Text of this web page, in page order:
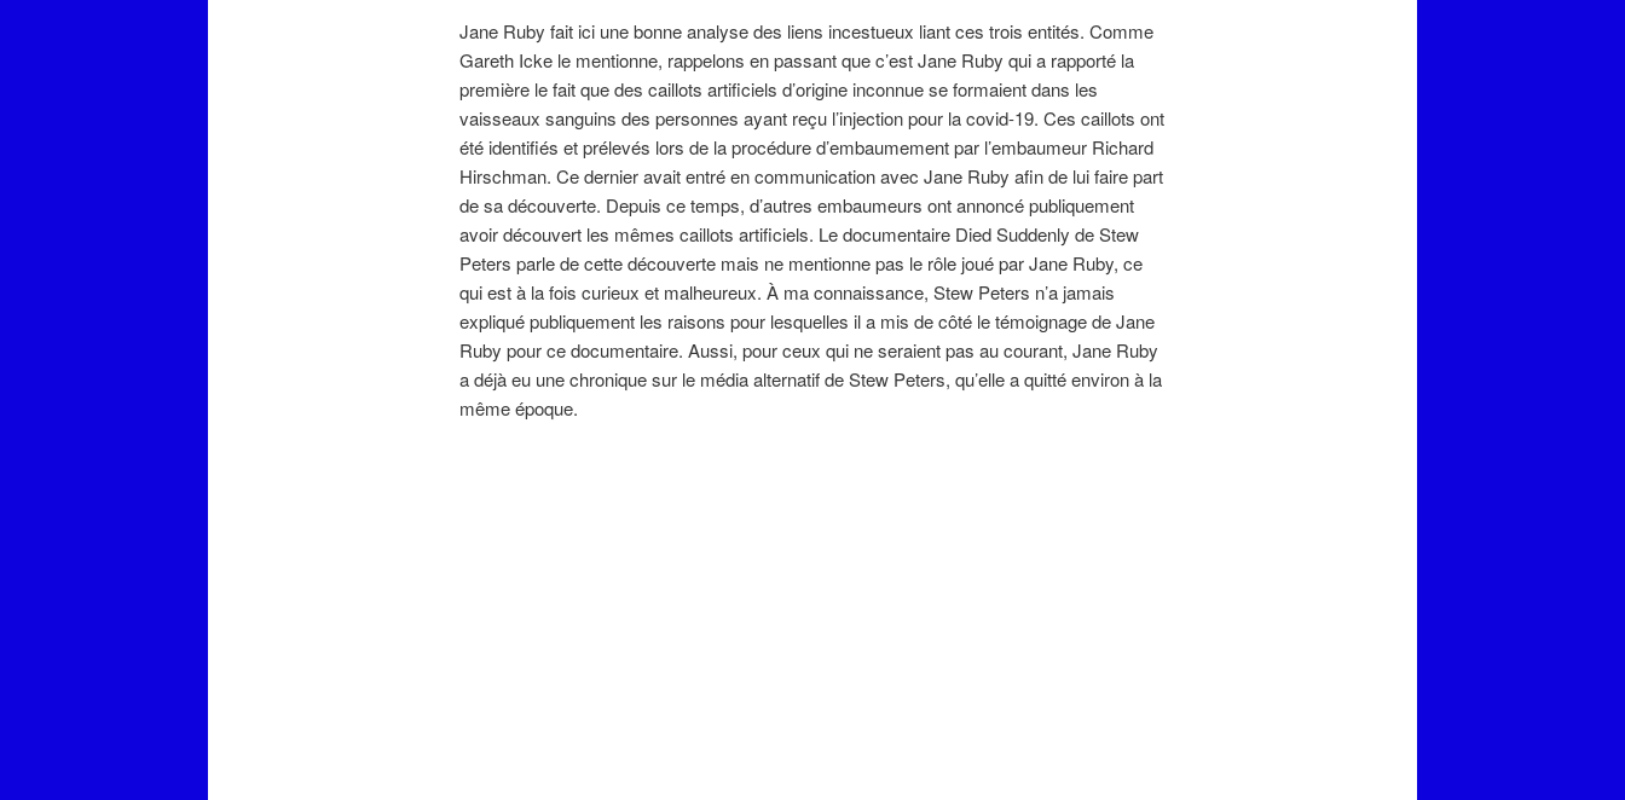
Jane Ruby fait ici une bonne analyse des liens incestueux liant ces trois entités. Comme
Gareth Icke le mentionne, rappelons en passant que c’est Jane Ruby qui a rapporté la
première le fait que des caillots artificiels d’origine inconnue se formaient dans les
vaisseaux sanguins des personnes ayant reçu l’injection pour la covid-19. Ces caillots ont
été identifiés et prélevés lors de la procédure d’embaumement par l’embaumeur Richard
Hirschman. Ce dernier avait entré en communication avec Jane Ruby afin de lui faire part
de sa découverte. Depuis ce temps, d’autres embaumeurs ont annoncé publiquement
avoir découvert les mêmes caillots artificiels. Le documentaire Died Suddenly de Stew
Peters parle de cette découverte mais ne mentionne pas le rôle joué par Jane Ruby, ce
qui est à la fois curieux et malheureux. À ma connaissance, Stew Peters n’a jamais
expliqué publiquement les raisons pour lesquelles il a mis de côté le témoignage de Jane
Ruby pour ce documentaire. Aussi, pour ceux qui ne seraient pas au courant, Jane Ruby
a déjà eu une chronique sur le média alternatif de Stew Peters, qu’elle a quitté environ à la
même époque.